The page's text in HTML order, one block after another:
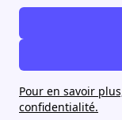
Pour en savoir
confidentialité.
:
(PIBOR) fut